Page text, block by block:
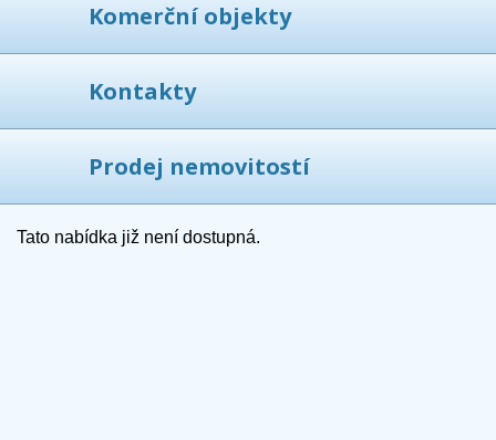
Komerční objekty
Kontakty
Prodej nemovitostí
Tato nabídka již není dostupná.